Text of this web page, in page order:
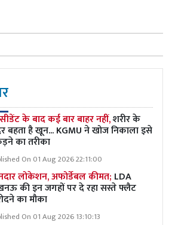
के बाद कई बार बाहर नहीं,शरीर के
बहता है खून... KGMU ने खोज निकाला इसे
का तरीका
On 01 Aug 2026 22:11:00
लोकेशन, अफोर्डेबल कीमत; LDA
की इन जगहों पर दे रहा सस्ते फ्लैट
का मौका
On 01 Aug 2026 13:10:13